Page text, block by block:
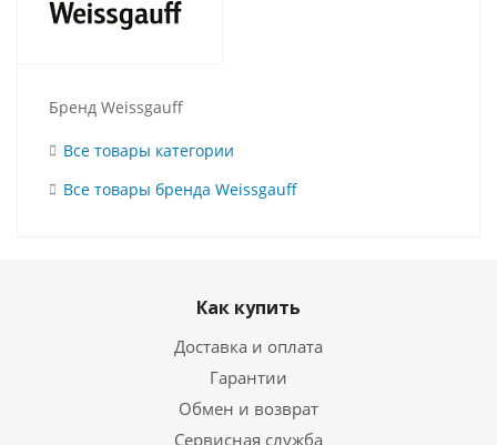
Бренд Weissgauff
Все товары категории
Все товары бренда Weissgauff
Как купить
Доставка и оплата
Гарантии
Обмен и возврат
Сервисная служба